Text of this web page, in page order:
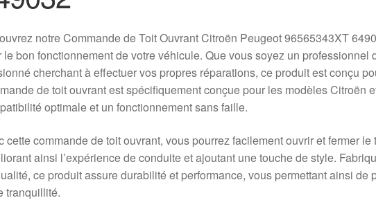
notre Commande de Toit Ouvrant Citroën Peugeot 96565343XT
le bon fonctionnement de votre véhicule. Que vous soyez un professionnel
cherchant à effectuer vos propres réparations, ce produit est conçu
de toit ouvrant est spécifiquement conçue pour les modèles Citroën
optimale et un fonctionnement sans faille.
cette commande de toit ouvrant, vous pourrez facilement ouvrir et fermer le
ainsi l’expérience de conduite et ajoutant une touche de style.
ce produit assure durabilité et performance, vous permettant ainsi de
tranquillité.